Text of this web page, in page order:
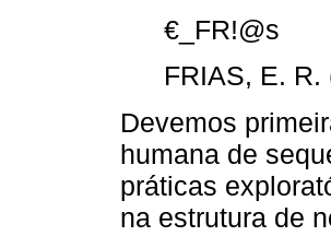
€_FR!@s
FRIAS, E. R.
Devemos
humana de
práticas
na estrutura de